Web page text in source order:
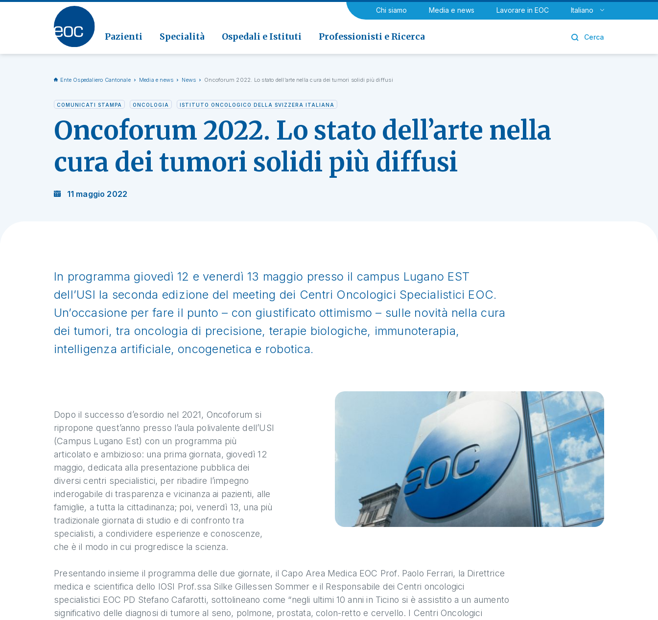
Chi siamo Media e news Lavorare in EOC Italiano
Pazienti Specialità Ospedali e Istituti Professionisti e Ricerca Cerca
Vai alla sezione
Medicina riabilitativa
Neurologia e Neurochirurgia Urologia
Clinica di Riabilitazione EOC, Novaggio
Patologia
Ente Ospedaliero Cantonale Media e news News Oncoforum 2022. Lo stato dell’arte nella cura dei tumori solidi più diffusi
COMUNICATI STAMPA ONCOLOGIA ISTITUTO ONCOLOGICO DELLA SVIZZERA ITALIANA
Oncoforum 2022. Lo stato dell’arte nella
cura dei tumori solidi più diffusi
11 maggio 2022
In programma giovedì 12 e venerdì 13 maggio presso il campus Lugano EST
dell’USI la seconda edizione del meeting dei Centri Oncologici Specialistici EOC.
Un’occasione per fare il punto – con giustificato ottimismo – sulle novità nella cura
dei tumori, tra oncologia di precisione, terapie biologiche, immunoterapia,
intelligenza artificiale, oncogenetica e robotica.
Dopo il successo d’esordio nel 2021, Oncoforum si
ripropone quest’anno presso l’aula polivalente dell’USI
(Campus Lugano Est) con un programma più
articolato e ambizioso: una prima giornata, giovedì 12
maggio, dedicata alla presentazione pubblica dei
diversi centri specialistici, per ribadire l’impegno
inderogabile di trasparenza e vicinanza ai pazienti, alle
famiglie, a tutta la cittadinanza; poi, venerdì 13, una più
tradizionale giornata di studio e di confronto tra
specialisti, a condividere esperienze e conoscenze,
che è il modo in cui progredisce la scienza.
Presentando insieme il programma delle due giornate, il Capo Area Medica EOC Prof. Paolo Ferrari, la Direttrice
medica e scientifica dello IOSI Prof.ssa Silke Gillessen Sommer e il Responsabile dei Centri oncologici
specialistici EOC PD Stefano Cafarotti, sottolineano come “negli ultimi 10 anni in Ticino si è assistito a un aumento
significativo delle diagnosi di tumore al seno, polmone, prostata, colon-retto e cervello. I Centri Oncologici